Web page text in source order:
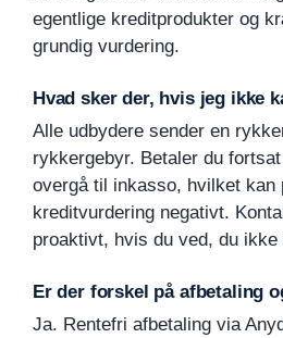
egentlige kreditprodukter og
grundig vurdering.
Hvad sker der, hvis jeg ikke
Alle udbydere sender en
rykkergebyr. Betaler du
overgå til inkasso, hvilket kan
kreditvurdering negativt.
proaktivt, hvis du ved, du
Er der forskel på afbetaling
Ja. Rentefri afbetaling via